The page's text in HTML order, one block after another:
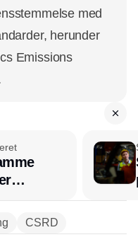
med
herunder
Emissions
videre
CSRD